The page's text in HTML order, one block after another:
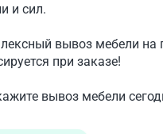
и сил.
вывоз мебели на
при заказе!
вывоз мебели